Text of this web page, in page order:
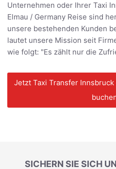
Unternehmen oder Ihrer Taxi
Elmau / Germany Reise sind
unsere bestehenden Kunden
lautet unsere Mission seit
wie folgt: "Es zählt nur die
Jetzt Taxi Transfer
SICHERN SIE SICH